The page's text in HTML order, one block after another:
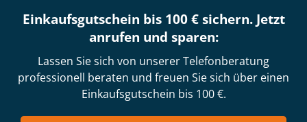
Einkaufsgutschein bis 100 € sichern. Jetzt
anrufen und sparen:
Lassen Sie sich von unserer Telefonberatung
professionell beraten und freuen Sie sich über einen
Einkaufsgutschein bis 100 €.